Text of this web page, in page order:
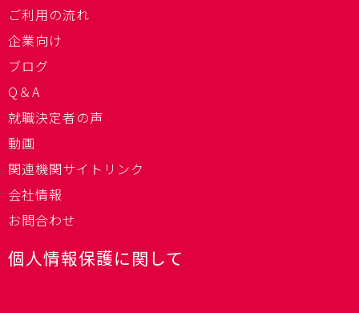
ご利用の流れ
企業向け
ブログ
Q＆A
就職決定者の声
動画
関連機関サイトリンク
会社情報
お問合わせ
個人情報保護に関して